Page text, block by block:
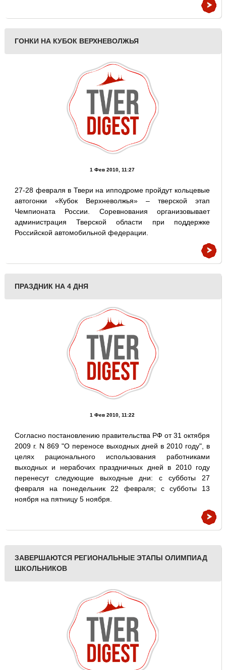
ГОНКИ НА КУБОК ВЕРХНЕВОЛЖЬЯ
1 Фев 2010, 11:27
27-28 февраля в Твери на ипподроме пройдут кольцевые
автогонки «Кубок Верхневолжья» – тверской этап
Чемпионата России. Соревнования организовывает
администрация Тверской области при поддержке
Российской автомобильной федерации.
ПРАЗДНИК НА 4 ДНЯ
1 Фев 2010, 11:22
Согласно постановлению правительства РФ от 31 октября
2009 г. N 869 "О переносе выходных дней в 2010 году", в
целях рационального использования работниками
выходных и нерабочих праздничных дней в 2010 году
перенесут следующие выходные дни: с субботы 27
февраля на понедельник 22 февраля; с субботы 13
ноября на пятницу 5 ноября.
ЗАВЕРШАЮТСЯ РЕГИОНАЛЬНЫЕ ЭТАПЫ ОЛИМПИАД
ШКОЛЬНИКОВ